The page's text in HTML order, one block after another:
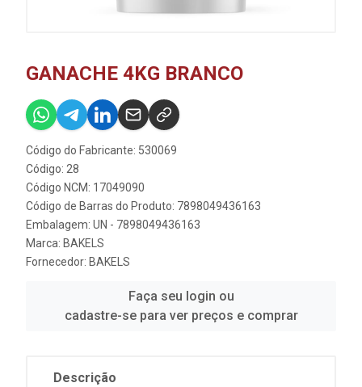
GANACHE 4KG BRANCO
Código do Fabricante: 530069
Código: 28
Código NCM: 17049090
Código de Barras do Produto: 7898049436163
Embalagem: UN - 7898049436163
Marca: BAKELS
Fornecedor: BAKELS
Faça seu login ou
cadastre-se para ver preços e comprar
Descrição